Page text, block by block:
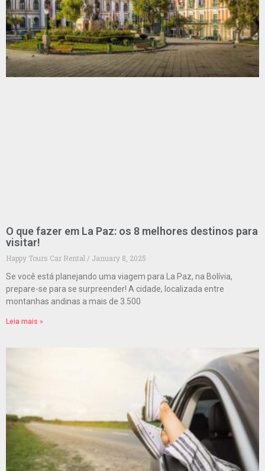
O que fazer em La Paz: os 8 melhores destinos para
visitar!
Happy Tours Car Rental
January 8, 2025
Se você está planejando uma viagem para La Paz, na Bolívia,
prepare-se para se surpreender! A cidade, localizada entre
montanhas andinas a mais de 3.500
Leia mais »